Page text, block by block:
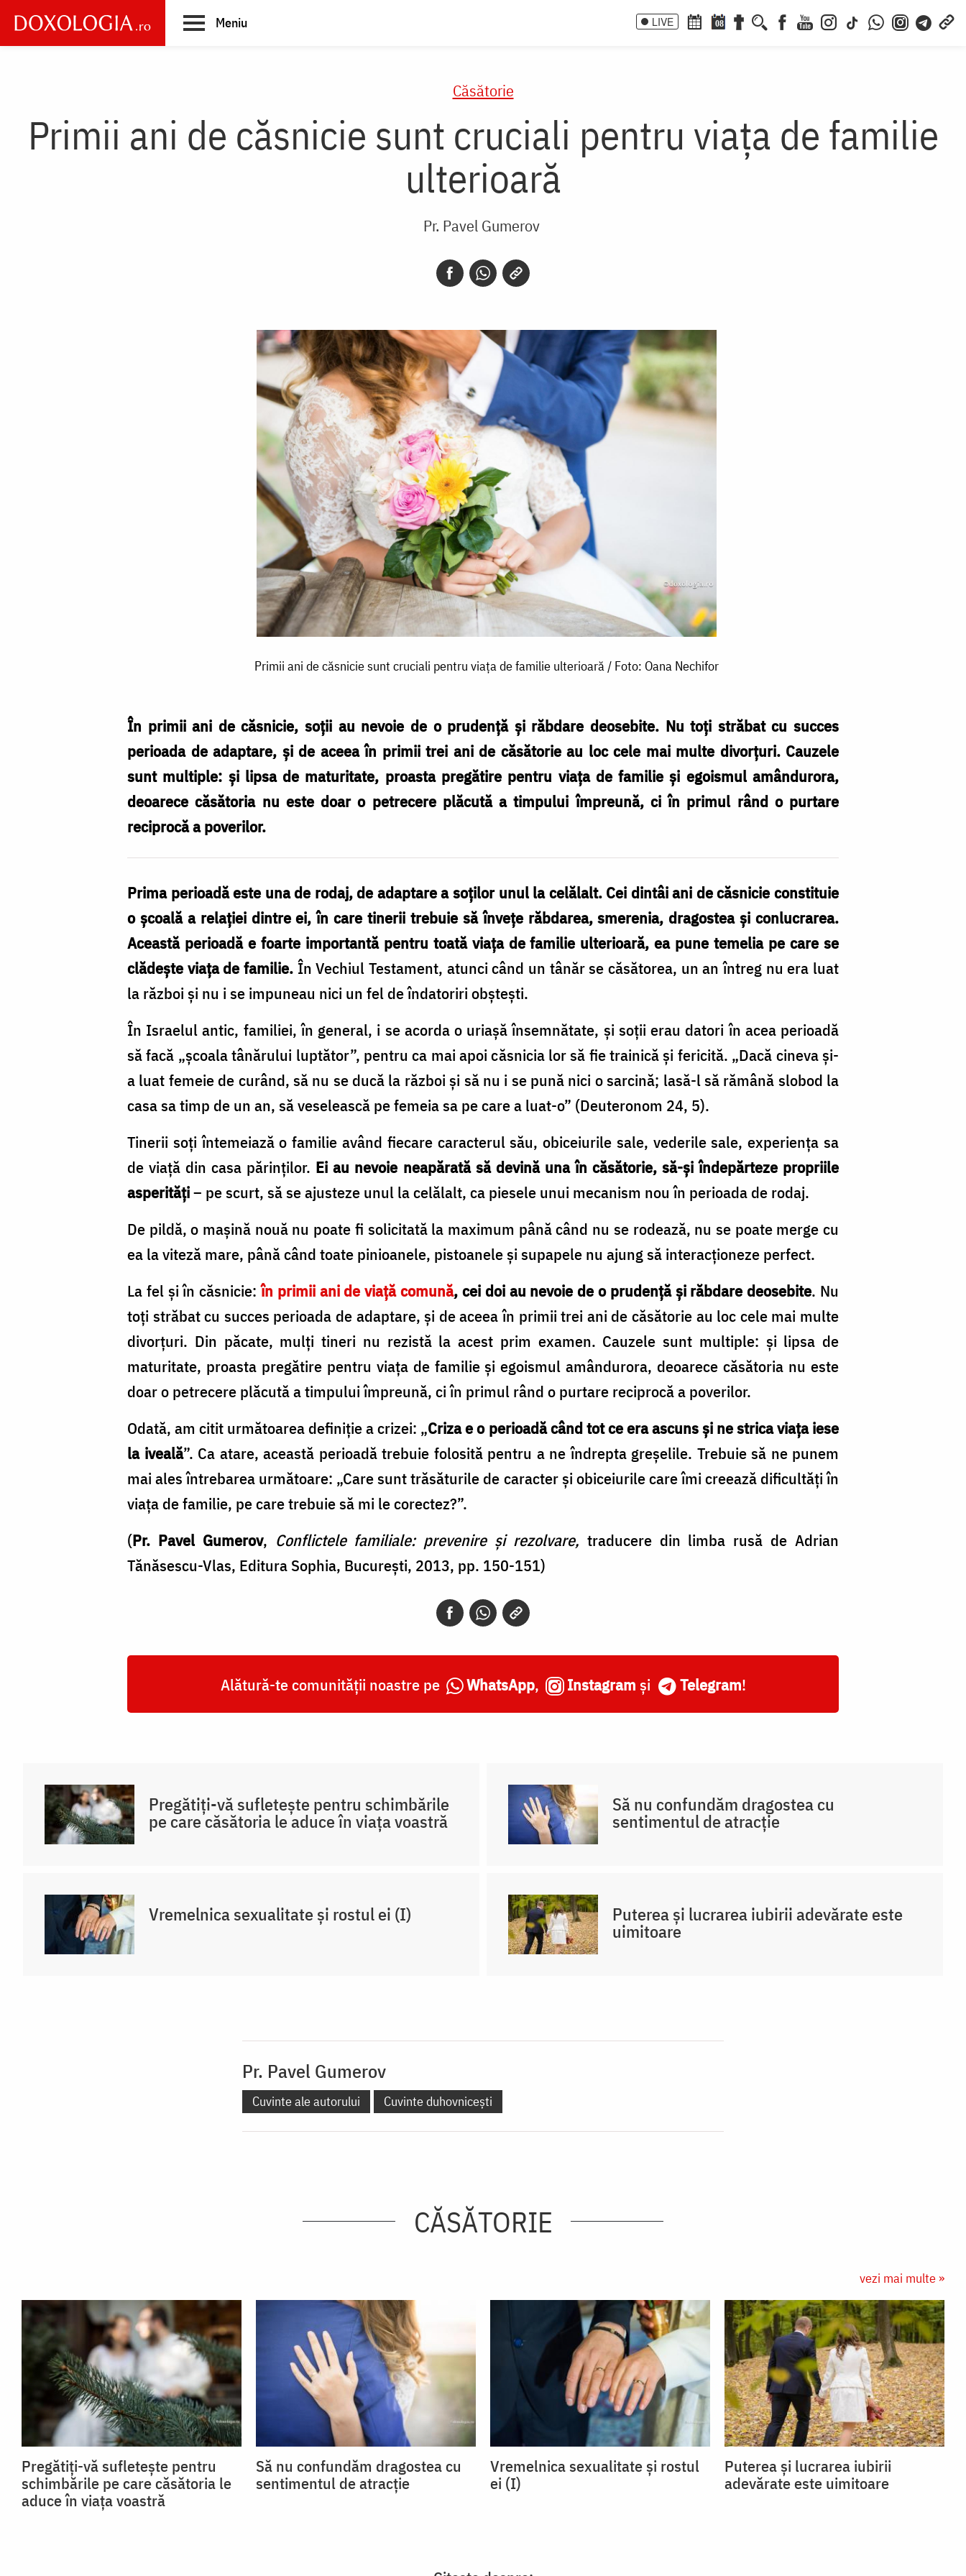
main
Meniu LIVE 08
Căsătorie
Primii ani de căsnicie sunt cruciali pentru viața de familie
ulterioară
Pr. Pavel Gumerov
Primii ani de căsnicie sunt cruciali pentru viața de familie ulterioară / Foto: Oana Nechifor
În primii ani de căsnicie, soții au nevoie de o prudență și răbdare deosebite. Nu toți străbat cu succes
perioada de adaptare, și de aceea în primii trei ani de căsătorie au loc cele mai multe divorțuri. Cauzele
sunt multiple: și lipsa de maturitate, proasta pregătire pentru viața de familie și egoismul amândurora,
deoarece căsătoria nu este doar o petrecere plăcută a timpului împreună, ci în primul rând o purtare
reciprocă a poverilor.
Prima perioadă este una de rodaj, de adaptare a soţilor unul la celălalt. Cei dintâi ani de căsnicie constituie
o şcoală a relaţiei dintre ei, în care tinerii trebuie să înveţe răbdarea, smerenia, dragostea şi conlucrarea.
Această perioadă e foarte importantă pentru toată viaţa de familie ulterioară, ea pune temelia pe care se
clădeşte viaţa de familie. În Vechiul Testament, atunci când un tânăr se căsătorea, un an întreg nu era luat
la război şi nu i se impuneau nici un fel de îndatoriri obşteşti.
În Israelul antic, familiei, în general, i se acorda o uriaşă însemnătate, şi soţii erau datori în acea perioadă
să facă „şcoala tânărului luptător”, pentru ca mai apoi căsnicia lor să fie trainică şi fericită. „Dacă cineva şi-
a luat femeie de curând, să nu se ducă la război şi să nu i se pună nici o sarcină; lasă-l să rămână slobod la
casa sa timp de un an, să veselească pe femeia sa pe care a luat-o” (Deuteronom 24, 5).
Tinerii soţi întemeiază o familie având fiecare caracterul său, obiceiurile sale, vederile sale, experienţa sa
de viaţă din casa părinţilor. Ei au nevoie neapărată să devină una în căsătorie, să-şi îndepărteze propriile
asperităţi– pe scurt, să se ajusteze unul la celălalt, ca piesele unui mecanism nou în perioada de rodaj.
De pildă, o maşină nouă nu poate fi solicitată la maximum până când nu se rodează, nu se poate merge cu
ea la viteză mare, până când toate pinioanele, pistoanele şi supapele nu ajung să interacţioneze perfect.
La fel şi în căsnicie: în primii ani de viaţă comună, cei doi au nevoie de o prudenţă şi răbdare deosebite. Nu
toţi străbat cu succes perioada de adaptare, şi de aceea în primii trei ani de căsătorie au loc cele mai multe
divorţuri. Din păcate, mulţi tineri nu rezistă la acest prim examen. Cauzele sunt multiple: şi lipsa de
maturitate, proasta pregătire pentru viaţa de familie şi egoismul amândurora, deoarece căsătoria nu este
doar o petrecere plăcută a timpului împreună, ci în primul rând o purtare reciprocă a poverilor.
Odată, am citit următoarea definiţie a crizei: „Criza e o perioadă când tot ce era ascuns şi ne strica viaţa iese
la iveală”. Ca atare, această perioadă trebuie folosită pentru a ne îndrepta greşelile. Trebuie să ne punem
mai ales întrebarea următoare: „Care sunt trăsăturile de caracter şi obiceiurile care îmi creează dificultăţi în
viaţa de familie, pe care trebuie să mi le corectez?”.
(Pr. Pavel Gumerov, Conflictele familiale: prevenire și rezolvare, traducere din limba rusă de Adrian
Tănăsescu-Vlas, Editura Sophia, București, 2013, pp. 150-151)
Alătură-te comunității noastre pe WhatsApp, Instagram și Telegram!
Pregătiți-vă sufletește pentru schimbările
pe care căsătoria le aduce în viața voastră
Să nu confundăm dragostea cu
sentimentul de atracție
Vremelnica sexualitate și rostul ei (I) Puterea și lucrarea iubirii adevărate este
uimitoare
Pr. Pavel Gumerov
Cuvinte ale autorului Cuvinte duhovnicești
CĂSĂTORIE
vezi mai multe »
Pregătiți-vă sufletește pentru
schimbările pe care căsătoria le
aduce în viața voastră
Să nu confundăm dragostea cu
sentimentul de atracție
Vremelnica sexualitate și rostul
ei (I)
Puterea și lucrarea iubirii
adevărate este uimitoare